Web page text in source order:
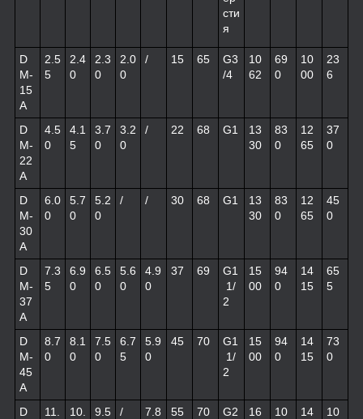
сти
я
D
M-
15
A
2.5
5
2.4
0
2.3
0
2.0
0
/ 15 65
G3
/4
10
62
69
0
10
00
23
6
D
M-
22
A
4.5
0
4.1
5
3.7
0
3.2
0
/ 22 68 G1
13
30
83
0
12
65
37
0
D
M-
30
A
6.0
0
5.7
0
5.2
0
/ / 30 68 G1
13
30
83
0
12
65
45
0
D
M-
37
A
7.3
5
6.9
0
6.5
0
5.6
0
4.9
0
37 69
G1
1/
2
15
00
94
0
14
15
65
5
D
M-
45
A
8.7
0
8.1
0
7.5
0
6.7
5
5.9
0
45 70
G1
1/
2
15
00
94
0
14
15
73
0
D
11.
10.
9.5
/
7.8
55 70 G2
16
10
14
10